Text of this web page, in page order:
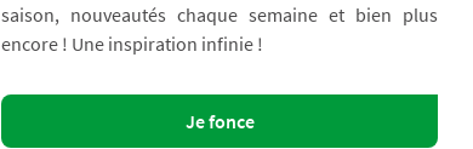
saison, nouveautés chaque semaine et bien plus
encore ! Une inspiration infinie !
Je fonce